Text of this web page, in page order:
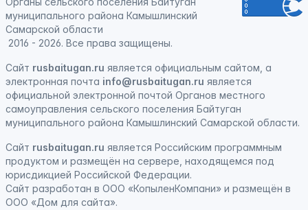
муниципального района Камышлинский
Самарской области
2016 - 2026. Все права защищены.
Сайт rusbaitugan.ru является официальным сайтом, а
электронная почта info@rusbaitugan.ru является
официальной электронной почтой Органов местного
самоуправления сельского поселения Байтуган
муниципального района Камышлинский Самарской области.
Сайт rusbaitugan.ru является Российским программным
продуктом и размещён на сервере, находящемся под
юрисдикцией Российской Федерации.
Сайт разработан в ООО «КопыленКомпани» и размещён в
ООО «Дом для сайта».